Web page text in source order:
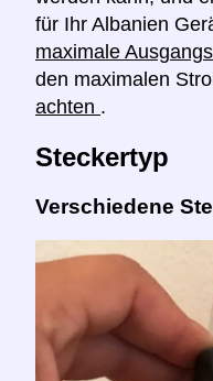
für Ihr Albanien
maximale
den maximalen
achten .
Steckertyp
Verschiedene